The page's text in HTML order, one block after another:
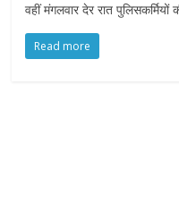
वहीं मंगलवार देर रात
Read more